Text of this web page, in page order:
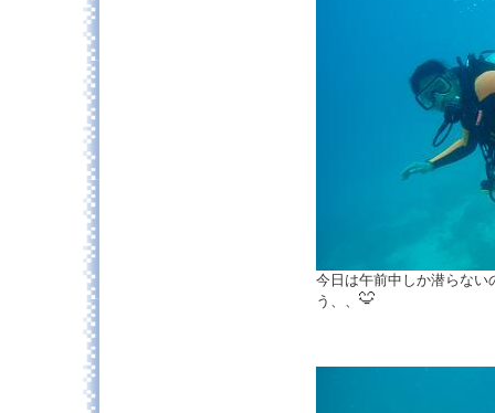
今日は午前中しか潜らな
う、、